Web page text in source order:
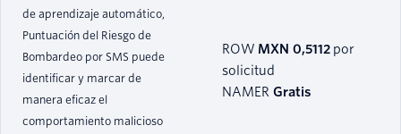
de aprendizaje automático,
Puntuación del Riesgo de
Bombardeo por SMS puede
identificar y marcar de
manera eficaz el
comportamiento malicioso
ROW MXN 0,5112 por
solicitud
NAMER Gratis